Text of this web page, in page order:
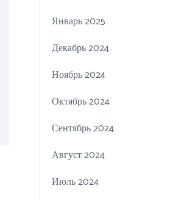
Январь 2025
Декабрь 2024
Ноябрь 2024
Октябрь 2024
Сентябрь 2024
Август 2024
Июль 2024